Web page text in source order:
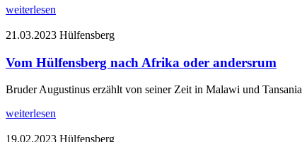
weiterlesen
21.03.2023 Hülfensberg
Vom Hülfensberg nach Afrika oder andersrum
Bruder Augustinus erzählt von seiner Zeit in Malawi und Tansania
weiterlesen
19.02.2023 Hülfensberg